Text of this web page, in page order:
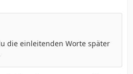
die einleitenden Worte später